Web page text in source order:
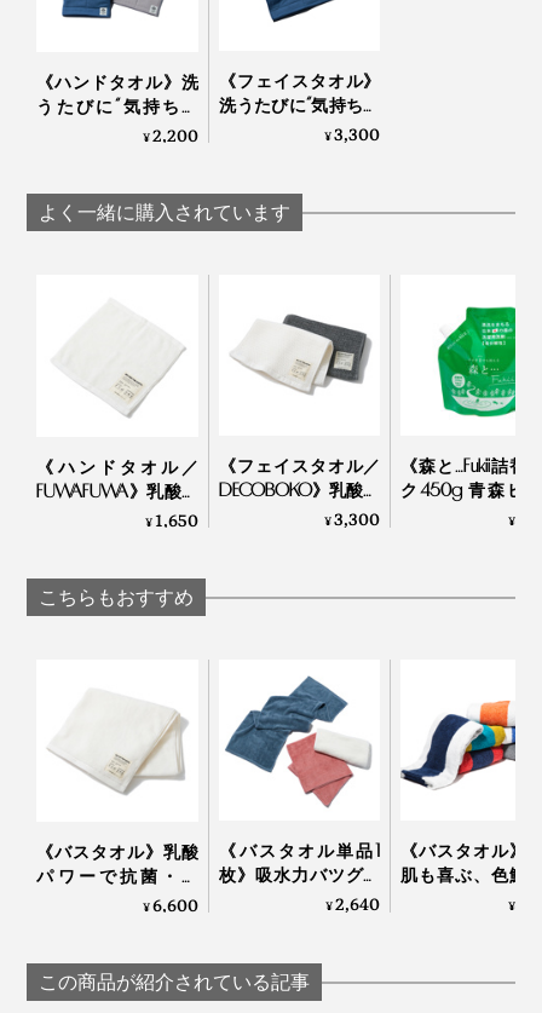
家中のあらゆる場所で、ジムやレジャー、旅行で、大活
バスタオル（縦120cm✕横60cm）
しっかり体を包み込む、安心感のある大きさ。ベビーベ
ッドにちょうどいいサイズ感なので、ベッドマットや赤
ちゃんのおくるみにも。
『UKIHA』バスタオルを見る >>
フェイスタオル（縦80cm✕横34cm）
で、ヘアドライが終わる手軽さ。そして、洗濯のラクな
梅雨時期はもちろん、冬場の室内干しで、下着・靴下よ
り早く乾く速乾性に、何度助けられたことか。
バスタオルは、ベッドの枕元に敷いて使っていますが、
フカフカして気持ちいい！タオルに頬ずりしながら眠り
色褪せが気になりはじめた3年目、家のタオルすべてを
再び『UKIHA』に新調しましたが、やっぱりいい……！
この気持ちよさ、みんなに知ってほしいなぁ。
《ハンドタオル》洗
うたびに“気持ち良
さ”が進化！触れた瞬
YARN HOME
¥2,200
《フェイスタオル》
洗うたびに“気持ち良
さ”が進化！触れた瞬
YARN HOME
¥3,300
よく一緒に購入されています
《ハンドタオル／
FUWAFUWA》乳酸パ
ワーで抗菌・防臭、
EARTH
¥1,650
《フェイスタオル／
DECOBOKO》乳酸パ
ワーで抗菌・防臭、
¥3,300
《森と…Fukii詰替
ク450g 青森ヒ
香り》落ちた汚
¥
こちらもおすすめ
《バスタオル》乳酸
パワーで抗菌・防
臭、スタイリスト監
EARTH
¥6,600
《バスタオル単品1
枚》吸水力バツグン
だから、半分のサイ
「バスタオル」｜浅
野撚糸 エアーかおる
¥2,640
《バスタオル》
肌も喜ぶ、色鮮
なオーガニック
¥
この商品が紹介されている記事